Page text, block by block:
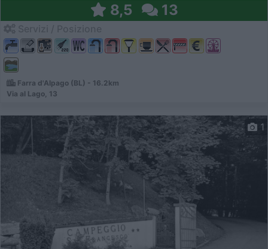
8,5 13
Farra d'Alpago (BL) - 16.2km
Via al Lago, 13
1